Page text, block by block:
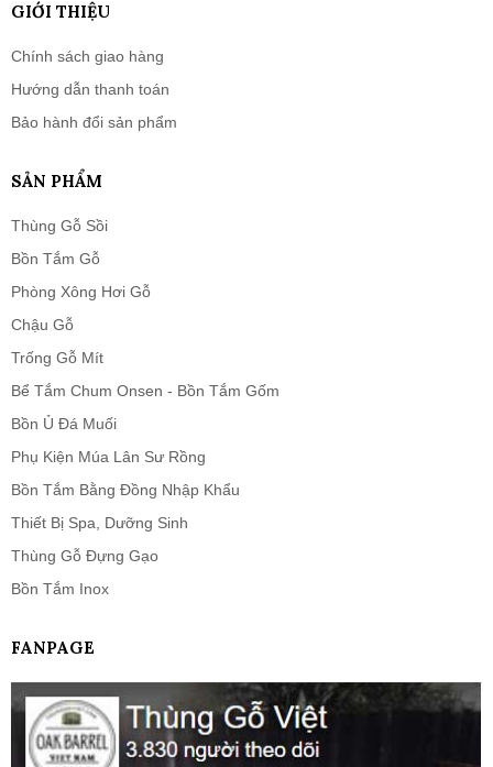
GIỚI THIỆU
Chính sách giao hàng
Hướng dẫn thanh toán
Bảo hành đổi sản phẩm
SẢN PHẨM
Thùng Gỗ Sồi
Bồn Tắm Gỗ
Phòng Xông Hơi Gỗ
Chậu Gỗ
Trống Gỗ Mít
Bể Tắm Chum Onsen - Bồn Tắm Gốm
Bồn Ủ Đá Muối
Phụ Kiện Múa Lân Sư Rồng
Bồn Tắm Bằng Đồng Nhập Khẩu
Thiết Bị Spa, Dưỡng Sinh
Thùng Gỗ Đựng Gạo
Bồn Tắm Inox
FANPAGE